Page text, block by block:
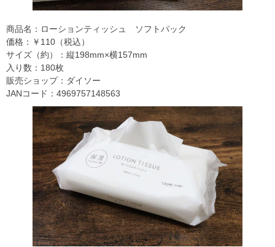
商品名：ローションティッシュ ソフトパック
価格：￥110（税込）
サイズ（約）：縦198mm×横157mm
入り数：180枚
販売ショップ：ダイソー
JANコード：4969757148563